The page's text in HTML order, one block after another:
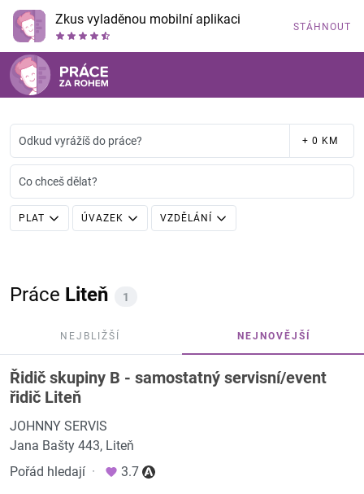
Zkus vyladěnou mobilní aplikaci STÁHNOUT
Odkud vyrážíš do práce? + 0 KM
Co chceš dělat?
PLAT ÚVAZEK VZDĚLÁNÍ
Práce Liteň 1
NEJBLIŽŠÍ NEJNOVĚJŠÍ
Řidič skupiny B - samostatný servisní/event
řidič Liteň
JOHNNY SERVIS
Jana Bašty 443, Liteň
Pořád hledají · 3.7